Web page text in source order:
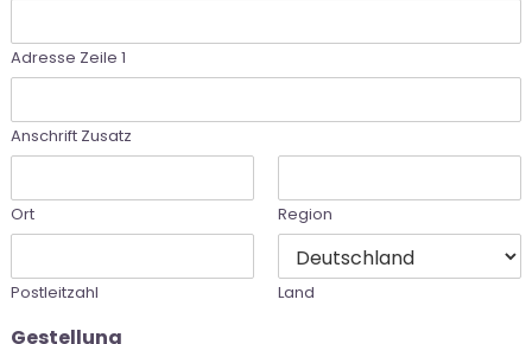
Adresse Zeile 1
Anschrift Zusatz
Ort Region
Postleitzahl Land
Gestellung